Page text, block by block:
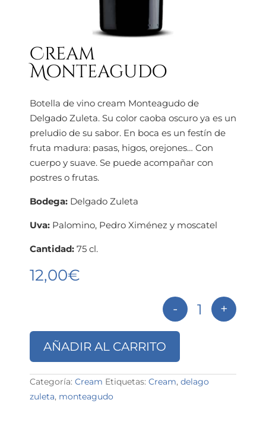
Cream
Monteagudo
Botella de vino cream Monteagudo de
Delgado Zuleta. Su color caoba oscuro ya es un
preludio de su sabor. En boca es un festín de
fruta madura: pasas, higos, orejones… Con
cuerpo y suave. Se puede acompañar con
postres o frutas.
Bodega: Delgado Zuleta
Uva: Palomino, Pedro Ximénez y moscatel
Cantidad: 75 cl.
12,00€
Cream
- +
AÑADIR AL CARRITO
Categoría: Cream Etiquetas: Cream, delago
zuleta, monteagudo